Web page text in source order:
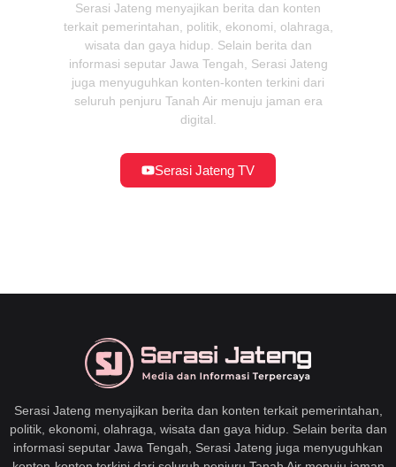
Serasi Jateng menyajikan berita dan konten
terkait pemerintahan, politik, ekonomi, olahraga,
wisata dan gaya hidup. Selain berita dan
informasi seputar Jawa Tengah, Serasi Jateng
juga menyuguhkan konten-konten terkini dari
seluruh penjuru Tanah Air menuju jaman era
digital.
Serasi Jateng TV
Serasi Jateng menyajikan berita dan konten terkait pemerintahan,
politik, ekonomi, olahraga, wisata dan gaya hidup. Selain berita dan
informasi seputar Jawa Tengah, Serasi Jateng juga menyuguhkan